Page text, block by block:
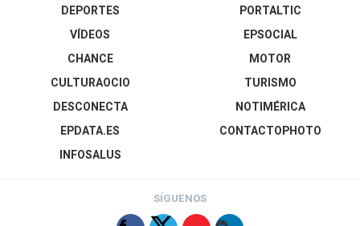
DEPORTES
VÍDEOS
PORTALTIC
EPSOCIAL
CHANCE
CULTURAOCIO
DESCONECTA
EPDATA.ES
INFOSALUS
MOTOR
TURISMO
NOTIMÉRICA
CONTACTOPHOTO
SÍGUENOS